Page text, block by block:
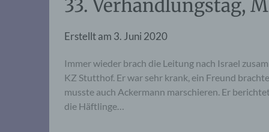
33. Verhandlungstag,
Erstellt am 3. Juni 2020
Immer wieder brach die Leitung nach Israel
KZ Stutthof. Er war sehr krank, ein Freund
musste auch Ackermann marschieren. Er
die Häftlinge…